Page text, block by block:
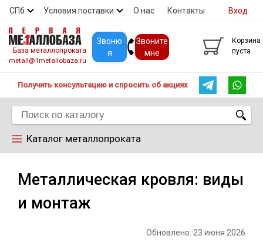
СПб Условия поставки О нас Контакты
Скидки Прайс Покупателям
Вход
База металлопроката
metall@1metallobaza.ru
Звоню
я
Звоните
мне
Корзина
пуста
Получить консультацию и спросить об акциях
Каталог металлопроката
Труба профильная
Металлическая кровля: виды
и монтаж
Обновлено: 23 июня 2026